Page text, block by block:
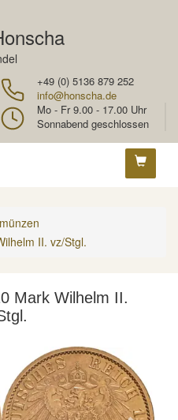
+49 (0) 5136 879 252
info@honscha.de
Mo - Fr 9.00 - 17.00 Uhr
Sonnabend geschlossen
II. vz/Stgl.
Mark Wilhelm II.